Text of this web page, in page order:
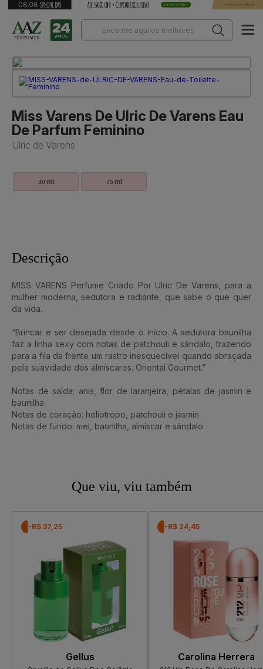
Miss Varens De Ulric De Varens Eau
De Parfum Feminino
Ulric de Varens
30 ml 75 ml
Descrição
MISS VARENS Perfume Criado Por Ulric De Varens, para a
mulher moderna, sedutora e radiante, que sabe o que quer
da vida.
“Brincar e ser desejada desde o início. A sedutora baunilha
faz a linha sexy com notas de patchouli e sândalo, trazendo
para a fila da frente um rastro inesquecível quando abraçada
pela suavidade dos almíscares. Oriental Gourmet.”
Notas de saída: anis, flor de laranjeira, pétalas de jasmin e
baunilha
Notas de coração: heliotropo, patchouli e jasmin
Notas de fundo: mel, baunilha, almíscar e sândalo
Que viu, viu também
-R$ 37,25
Gellus
-R$ 24,45
Carolina Herrera